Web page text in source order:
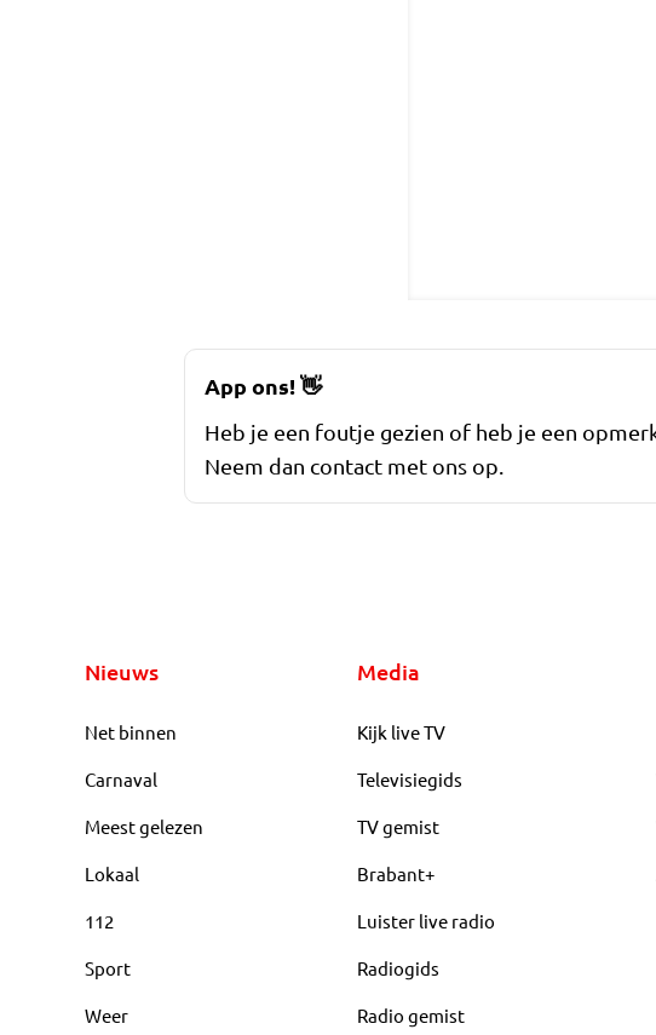
App ons!👋
Heb je een foutje gezien of heb je een
Neem dan contact met ons op.
Nieuws
Net binnen
Carnaval
Meest gelezen
Lokaal
112
Sport
Weer
Media
Kijk live TV
Televisiegids
TV gemist
Brabant+
Luister live radio
Radiogids
Radio gemist